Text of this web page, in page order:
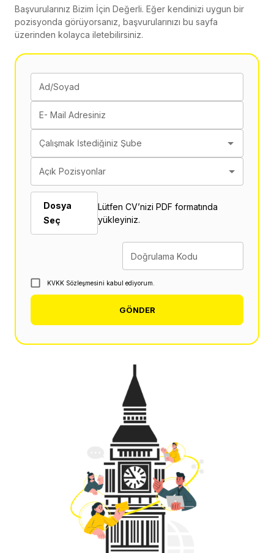
Başvurularınız Bizim İçin Değerli. Eğer kendinizi uygun bir
pozisyonda görüyorsanız, başvurularınızı bu sayfa
üzerinden kolayca iletebilirsiniz.
Ad/Soyad
E- Mail Adresiniz
Çalışmak İstediğiniz Şube
Açık Pozisyonlar
Dosya
Seç
Lütfen CV’nizi PDF formatında
yükleyiniz.
Doğrulama Kodu
KVKK Sözleşmesini kabul ediyorum.
GÖNDER